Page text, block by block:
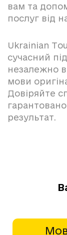
вам та
послуг від
Ukrainian
сучасний
незалежно
мови
Довіряйте
результат.